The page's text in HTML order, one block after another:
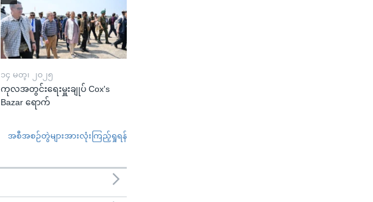
၁၄ မတ္၊ ၂၀၂၅
ကုလအတွင်းရေးမှူးချုပ် Cox's
Bazar ရောက်
အစီအစဉ်တွဲများအားလုံးကြည့်ရှုရန်